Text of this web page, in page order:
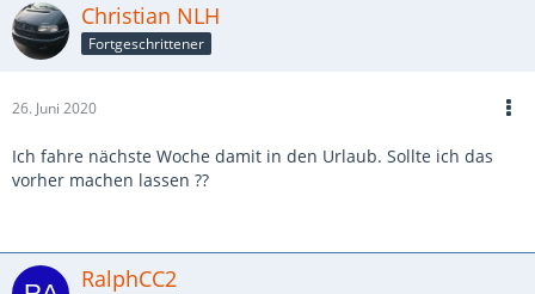
Christian NLH
Fortgeschrittener
26. Juni 2020
Ich fahre nächste Woche damit in den Urlaub. Sollte ich das
vorher machen lassen ??
RalphCC2